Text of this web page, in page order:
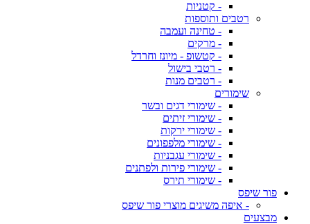
- קטניות
רטבים ותוספות
- טחינה ועמבה
- מרקים
- קטשופ - מיונז וחרדל
- רטבי בישול
- רטבים מנות
שימורים
- שימורי דגים ובשר
- שימורי זיתים
- שימורי ירקות
- שימורי מלפפונים
- שימורי עגבניות
- שימורי פירות ולפתנים
- שימורי תירס
פור שיפס
- איפה משיגים מוצרי פור שיפס
מבצעים